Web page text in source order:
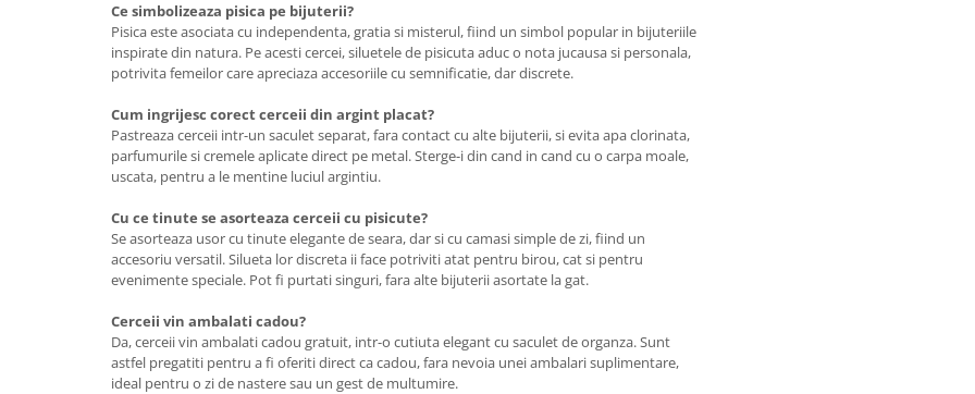
Ce simbolizeaza pisica pe bijuterii?
Pisica este asociata cu independenta, gratia si misterul, fiind un simbol popular in bijuteriile
inspirate din natura. Pe acesti cercei, siluetele de pisicuta aduc o nota jucausa si personala,
potrivita femeilor care apreciaza accesoriile cu semnificatie, dar discrete.
Cum ingrijesc corect cerceii din argint placat?
Pastreaza cerceii intr-un saculet separat, fara contact cu alte bijuterii, si evita apa clorinata,
parfumurile si cremele aplicate direct pe metal. Sterge-i din cand in cand cu o carpa moale,
uscata, pentru a le mentine luciul argintiu.
Cu ce tinute se asorteaza cerceii cu pisicute?
Se asorteaza usor cu tinute elegante de seara, dar si cu camasi simple de zi, fiind un
accesoriu versatil. Silueta lor discreta ii face potriviti atat pentru birou, cat si pentru
evenimente speciale. Pot fi purtati singuri, fara alte bijuterii asortate la gat.
Cerceii vin ambalati cadou?
Da, cerceii vin ambalati cadou gratuit, intr-o cutiuta elegant cu saculet de organza. Sunt
astfel pregatiti pentru a fi oferiti direct ca cadou, fara nevoia unei ambalari suplimentare,
ideal pentru o zi de nastere sau un gest de multumire.